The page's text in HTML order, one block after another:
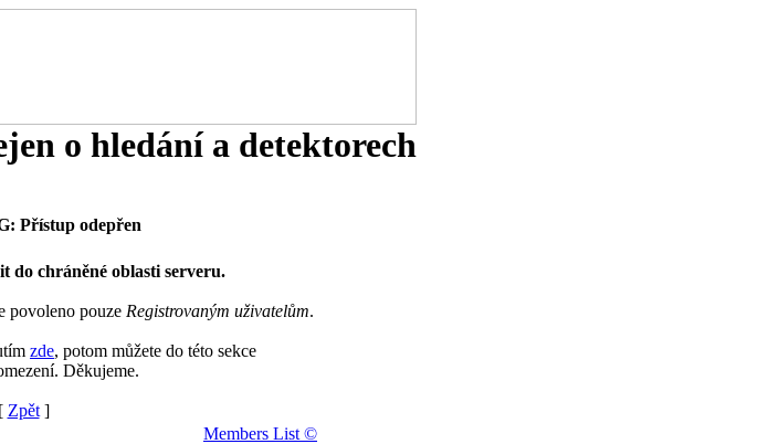
o hledání a detektorech
Přístup odepřen
do chráněné oblasti serveru.
povoleno pouze Registrovaným uživatelům.
zde, potom můžete do této sekce
Děkujeme.
[ Zpět]
Members List ©